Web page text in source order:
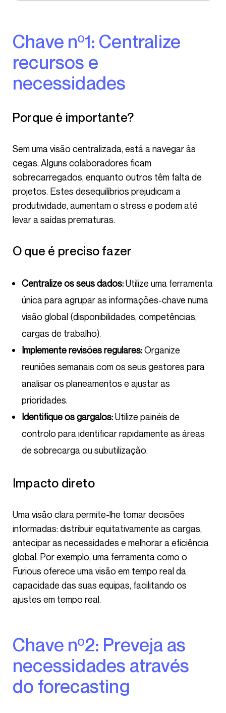
Chave nº1: Centralize
recursos e
necessidades
Porque é importante?
Sem uma visão centralizada, está a navegar às
cegas. Alguns colaboradores ficam
sobrecarregados, enquanto outros têm falta de
projetos. Estes desequilíbrios prejudicam a
produtividade, aumentam o stress e podem até
levar a saídas prematuras.
O que é preciso fazer
Centralize os seus dados:Utilize uma ferramenta
única para agrupar as informações-chave numa
visão global (disponibilidades, competências,
cargas de trabalho).
Implemente revisões regulares:Organize
reuniões semanais com os seus gestores para
analisar os planeamentos e ajustar as
prioridades.
Identifique os gargalos:Utilize painéis de
controlo para identificar rapidamente as áreas
de sobrecarga ou subutilização.
Impacto direto
Uma visão clara permite-lhe tomar decisões
informadas: distribuir equitativamente as cargas,
antecipar as necessidades e melhorar a eficiência
global. Por exemplo, uma ferramenta como o
Furious oferece uma visão em tempo real da
capacidade das suas equipas, facilitando os
ajustes em tempo real.
Chave nº2: Preveja as
necessidades através
do forecasting